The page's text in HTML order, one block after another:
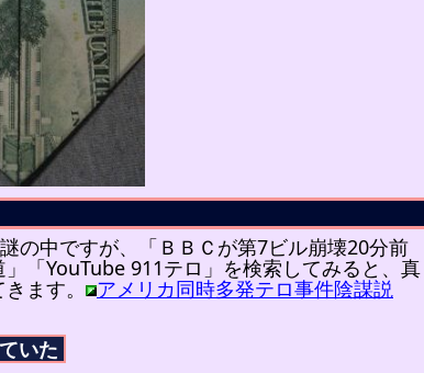
の中ですが、「ＢＢＣが第7ビル崩壊20分前
「YouTube 911テロ」を検索してみると、真
ます。 アメリカ同時多発テロ事件陰謀説
いた